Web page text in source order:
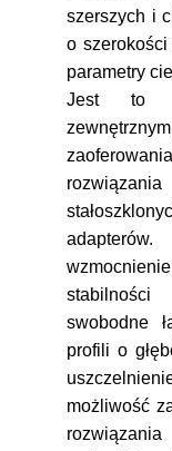
szerszych i
o
parametry
Jest to
swobodne
profili o
możliwość